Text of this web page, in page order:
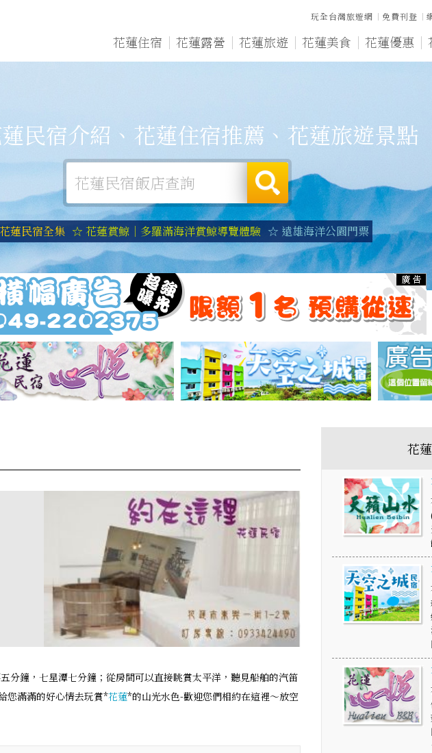
花蓮住宿 花蓮露營 花蓮旅遊 花蓮美食 花蓮優惠
玩全台灣旅遊網 免費刊登
民宿介紹、花蓮住宿推薦、花蓮旅遊景點
蓮民宿全集 ☆ 花蓮賞鯨｜多羅滿海洋賞鯨導覽體驗 ☆ 遠雄海洋公園門票
分鐘，七星潭七分鐘；從房間可以直接眺賞太平洋，聽見船舶的汽笛
您滿滿的好心情去玩賞*花蓮*的山光水色-歡迎您們相約在這裡～放空
花